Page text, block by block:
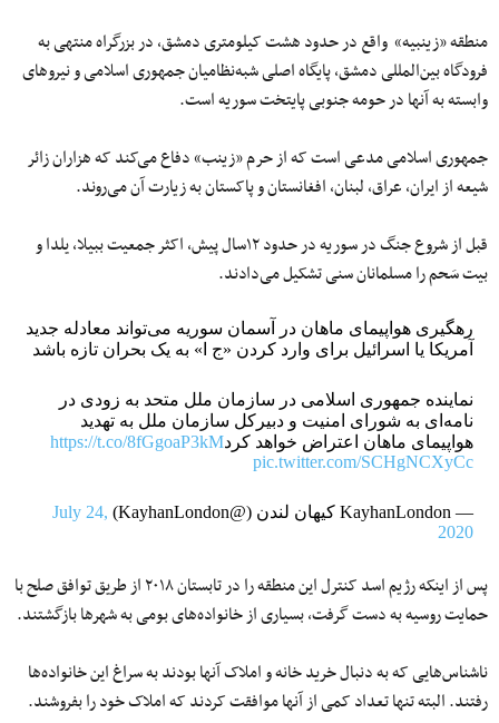
منطقه «زینبیه» واقع در حدود هشت کیلومتری دمشق، در بزرگراه منتهی به
فرودگاه بین‌المللی دمشق، پایگاه اصلی شبه‌نظامیان جمهوری اسلامی و نیروهای
وابسته به آنها در حومه جنوبی پایتخت سوریه است.
جمهوری اسلامی مدعی است که از حرم «زینب» دفاع می‌کند که هزاران زائر
شیعه از ایران، عراق، لبنان، افغانستان و پاکستان به زیارت آن می‌روند.
قبل از شروع جنگ در سوریه در حدود ۱۲سال پیش، اکثر جمعیت ببیلا، یلدا و
بیت سَحم را مسلمانان سنی تشکیل می‌دادند.
رهگیری هواپیمای ماهان در آسمان سوریه می‌تواند معادله جدید
آمریکا یا اسرائیل برای وارد کردن «ج ا» به یک بحران تازه باشد
نماینده جمهوری اسلامی در سازمان ملل متحد به زودی در
نامه‌ای به شورای امنیت و دبیرکل سازمان ملل به تهدید
هواپیمای ماهان اعتراض خواهد کردhttps://t.co/8fGgoaP3kM
pic.twitter.com/SCHgNCXyCc
— KayhanLondon کیهان لندن (@KayhanLondon)
July 24,
2020
پس از اینکه رژیم اسد کنترل این منطقه را در تابستان ۲۰۱۸ از طریق توافق صلح با
حمایت روسیه به دست گرفت، بسیاری از خانواده‌های بومی به شهرها بازگشتند.
ناشناس‌هایی که به دنبال خرید خانه و املاک آنها بودند به سراغ این خانواده‌ها
رفتند. البته تنها تعداد کمی از آنها موافقت کردند که املاک خود را بفروشند.